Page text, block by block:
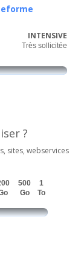
INTENSIVE
Très sollicitée
?
sites, webservices
500
Go
1
To